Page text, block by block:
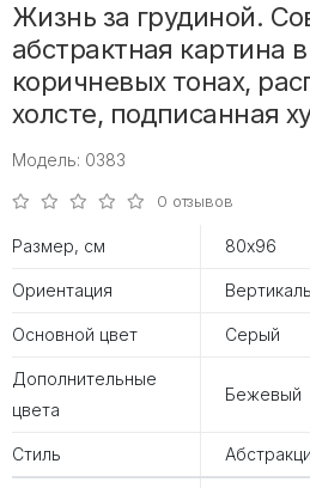
Жизнь за грудиной.
абстрактная картина
коричневых тонах,
холсте, подписанная
Модель: 0383
0 отзывов
Размер, см 80х96
Ориентация
Основной цвет Серый
Дополнительные
цвета
Бежевый
Стиль